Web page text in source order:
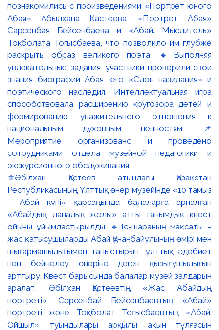
⚜️Әбілхан Қастеев атындағы Қазақстан
Республикасының Ұлттық өнер музейінде «10 тамыз
– Абай күні» қарсаңында балаларға арналған
«Абайдың даналық жолы» атты танымдық квест
ойыны ұйымдастырылды. 🔹Іс-шараның мақсаты –
жас қатысушыларды Абай Құнанбайұлының өмірі мен
шығармашылығымен таныстырып, ұлттық әдебиет
пен бейнелеу өнеріне деген қызығушылығын
арттыру. Квест барысында балалар музей залдарын
аралап, Әбілхан Қастеевтің «Жас Абайдың
портреті», Сәрсенбай Бейсенбаевтың «Абай»
портреті және Тоқболат Тоғысбаевтың «Абай.
Ойшыл» туындылары арқылы ақын тұлғасын